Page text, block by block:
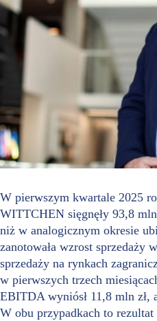
W pierwszym kwartale 2025
WITTCHEN sięgnęły 93,8
niż w analogicznym okresie
zanotowała wzrost sprzedaży
sprzedaży na rynkach
w pierwszych trzech
EBITDA wyniósł 11,8 mln zł,
W obu przypadkach to